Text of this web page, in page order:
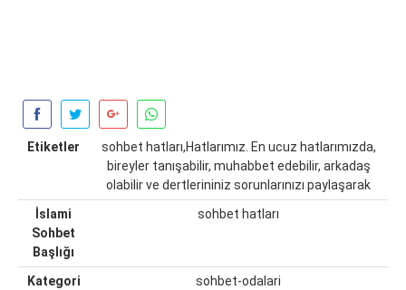
Etiketler
sohbet hatları,Hatlarımız. En ucuz hatlarımızda,
bireyler tanışabilir, muhabbet edebilir, arkadaş
olabilir ve dertlerininiz sorunlarınızı paylaşarak
İslami
Sohbet
Başlığı
sohbet hatları
Kategori
sohbet-odalari